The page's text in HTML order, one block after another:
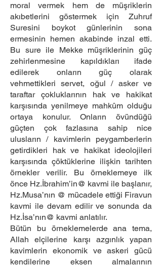
moral vermek hem de müşriklerin
akıbetlerini göstermek için Zuhruf
Suresini boykot günlerinin sona
ermesinin hemen akabinde inzal etti.
Bu sure ile Mekke müşriklerinin güç
zehirlenmesine kapıldıkları ifade
edilerek onların güç olarak
vehmettikleri servet, oğul / asker ve
taraftar çokluklarının hak ve hakikat
karşısında yenilmeye mahkûm olduğu
ortaya konulur. Onların övündüğü
güçten çok fazlasına sahip nice
ulusların / kavimlerin peygamberlerin
getirdikleri hak ve hakikat ideolojileri
karşısında çöktüklerine ilişkin tarihten
örnekler verilir. Bu örneklemeye ilk
önce Hz.İbrahim’in@ kavmi ile başlanır,
Hz.Musa’nın @ mücadele ettiği Firavun
kavmi ile devam edilir ve sonunda da
Hz.İsa’nın@ kavmi anlatılır.
Bütün bu örneklemelerde ana tema,
Allah elçilerine karşı azgınlık yapan
kavimlerin ekonomik ve askeri gücü
kendilerine eksen almalarının